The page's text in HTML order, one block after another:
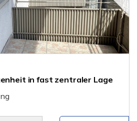
in fast zentraler Lage